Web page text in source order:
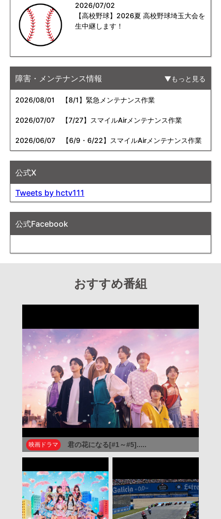
2026/07/02
【高校野球】2026夏 高校野球埼玉大会を
生中継します！
障害・メンテナンス情報 もっと見る
2026/08/01 【8/1】緊急メンテナンス作業
2026/07/07 【7/27】スマイルAirメンテナンス作業
2026/06/07 【6/9・6/22】スマイルAirメンテナンス作業
公式X
Tweets by hctv111
公式Facebook
おすすめ番組